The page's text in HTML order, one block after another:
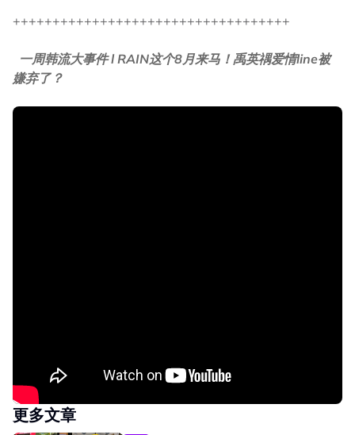
+++++++++++++++++++++++++++++++++++
一周韩流大事件 l RAIN这个8月来马！禹英禑爱情line被
嫌弃了？
更多文章